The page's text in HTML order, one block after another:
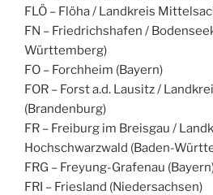
FLÖ – Flöha / Landkreis
FN – Friedrichshafen /
Württemberg)
FO – Forchheim (Bayern)
FOR – Forst a.d. Lausitz /
(Brandenburg)
FR – Freiburg im Breisgau /
Hochschwarzwald (Baden-
FRG – Freyung-Grafenau
FRI – Friesland (Niedersachsen)